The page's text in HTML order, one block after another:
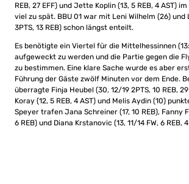
REB, 27 EFF) und Jette Koplin (13, 5 REB, 4 AST)
viel zu spät. BBU 01 war mit Leni Wilhelm (26) und
3PTS, 13 REB) schon längst enteilt.
Es benötigte ein Viertel für die Mittelhessinnen
aufgeweckt zu werden und die Partie gegen die
zu bestimmen. Eine klare Sache wurde es aber
Führung der Gäste zwölf Minuten vor dem Ende.
überragte Finja Heubel (30, 12/19 2PTS, 10 REB,
Koray (12, 5 REB, 4 AST) und Melis Aydin (10)
Speyer trafen Jana Schreiner (17, 10 REB), Fanny
6 REB) und Diana Krstanovic (13, 11/14 FW, 6 REB,